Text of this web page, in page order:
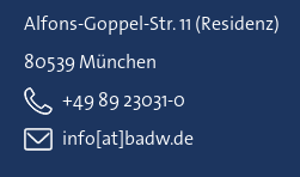
Alfons-Goppel-Str. 11 (Residenz)
80539 München
+49 89 23031-0
info[at]badw.de